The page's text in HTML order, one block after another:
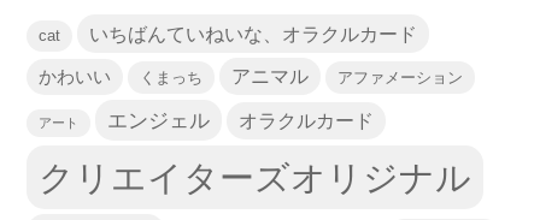
cat いちばんていねいな、オラクルカード
かわいい くまっち アニマル アファメーション
アート エンジェル オラクルカード
クリエイターズオリジナル